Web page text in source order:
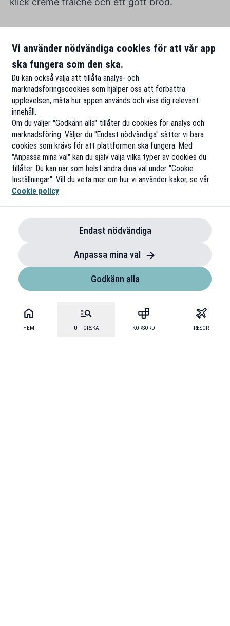
HEM UTFORSKA KORSORD RESOR
Vi använder nödvändiga cookies för att vår app
ska fungera som den ska.
Du kan också välja att tillåta analys- och
marknadsföringscookies som hjälper oss att förbättra
upplevelsen, mäta hur appen används och visa dig relevant
innehåll.
Om du väljer "Godkänn alla" tillåter du cookies för analys och
marknadsföring. Väljer du "Endast nödvändiga" sätter vi bara
cookies som krävs för att plattformen ska fungera. Med
"Anpassa mina val" kan du själv välja vilka typer av cookies du
tillåter. Du kan när som helst ändra dina val under "Cookie
Inställningar". Vill du veta mer om hur vi använder kakor, se vår
Cookie policy
Endast nödvändiga
Anpassa mina val
Godkänn alla